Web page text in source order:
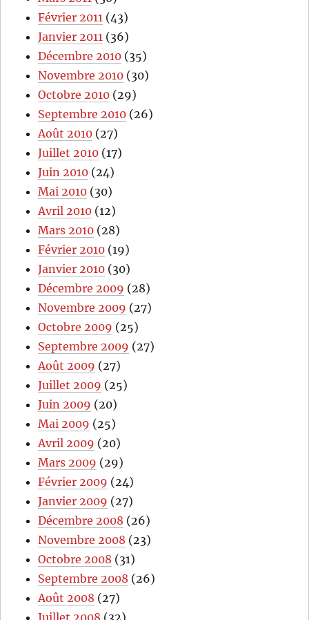
Février 2011 (43)
Janvier 2011 (36)
Décembre 2010 (35)
Novembre 2010 (30)
Octobre 2010 (29)
Septembre 2010 (26)
Août 2010 (27)
Juillet 2010 (17)
Juin 2010 (24)
Mai 2010 (30)
Avril 2010 (12)
Mars 2010 (28)
Février 2010 (19)
Janvier 2010 (30)
Décembre 2009 (28)
Novembre 2009 (27)
Octobre 2009 (25)
Septembre 2009 (27)
Août 2009 (27)
Juillet 2009 (25)
Juin 2009 (20)
Mai 2009 (25)
Avril 2009 (20)
Mars 2009 (29)
Février 2009 (24)
Janvier 2009 (27)
Décembre 2008 (26)
Novembre 2008 (23)
Octobre 2008 (31)
Septembre 2008 (26)
Août 2008 (27)
Juillet 2008 (32)